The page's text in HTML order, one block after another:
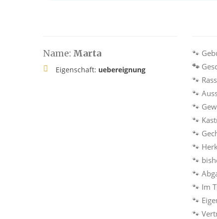
Name: Marta
Eigenschaft: uebereignung
🐾
🐾
🐾
🐾
🐾
🐾
🐾
🐾
🐾
🐾
🐾 Im
🐾
🐾